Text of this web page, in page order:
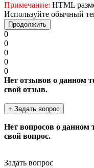
Примечание: HTML
Используйте обычный
Продолжить
0
0
0
0
0
Нет отзывов о данном
свой отзыв.
+ Задать вопрос
Нет вопросов о данном
свой вопрос.
Задать вопрос